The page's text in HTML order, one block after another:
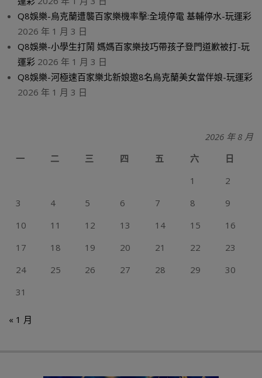
Q8娛樂-烏克蘭遭襲百家樂機率擊:全境停電 基輔停水-玩運彩
2026 年 1 月 3 日
Q8娛樂-小學生打鬧 媽媽百家樂技巧帶孩子登門道歉被打-玩
運彩 2026 年 1 月 3 日
Q8娛樂-河極速百家樂北新娘邀8名烏克蘭美女當伴娘-玩運彩
2026 年 1 月 3 日
2026 年 8 月
一
二 三 四 五 六
日
1
2
3
4 5 6 7 8
9
10
11 12 13 14 15
16
17
18 19 20 21 22
23
24
25 26 27 28 29
30
31
« 1 月